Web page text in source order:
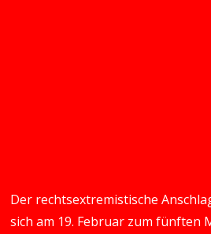
Der rechtsextremistische
sich am 19. Februar zum fünften